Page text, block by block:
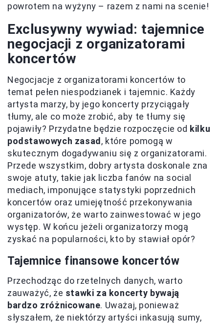
powrotem na wyżyny – razem z nami na scenie!
Exclusywny wywiad: tajemnice
negocjacji z organizatorami
koncertów
Negocjacje z organizatorami koncertów to
temat pełen niespodzianek i tajemnic. Każdy
artysta marzy, by jego koncerty przyciągały
tłumy, ale co może zrobić, aby te tłumy się
pojawiły? Przydatne będzie rozpoczęcie od kilku
podstawowych zasad , które pomogą w
skutecznym dogadywaniu się z organizatorami.
Przede wszystkim, dobry artysta doskonale zna
swoje atuty, takie jak liczba fanów na social
mediach, imponujące statystyki poprzednich
koncertów oraz umiejętność przekonywania
organizatorów, że warto zainwestować w jego
występ. W końcu jeżeli organizatorzy mogą
zyskać na popularności, kto by stawiał opór?
Tajemnice finansowe koncertów
Przechodząc do rzetelnych danych, warto
zauważyć, że stawki za koncerty bywają
bardzo zróżnicowane. Uważaj, ponieważ
słyszałem, że niektórzy artyści inkasują sumy,